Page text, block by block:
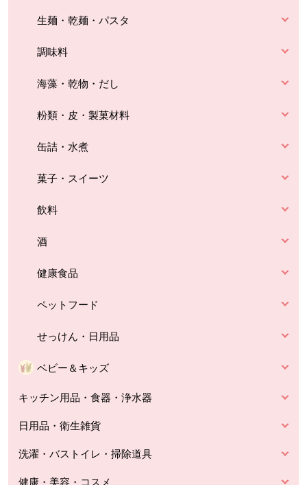
生麺・乾麺・パスタ
調味料
海藻・乾物・だし
粉類・皮・製菓材料
缶詰・水煮
菓子・スイーツ
飲料
酒
健康食品
ペットフード
せっけん・日用品
ベビー＆キッズ
キッチン用品・食器・浄水器
日用品・衛生雑貨
洗濯・バストイレ・掃除道具
健康・美容・コスメ